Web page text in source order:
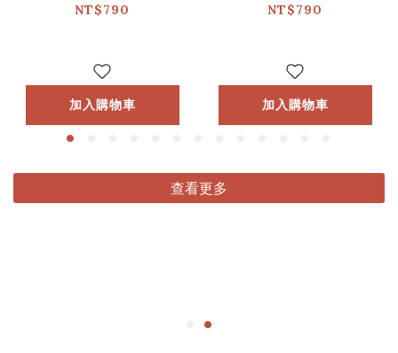
NT$790
加入購物車
NT$790
加入購物車
查看更多